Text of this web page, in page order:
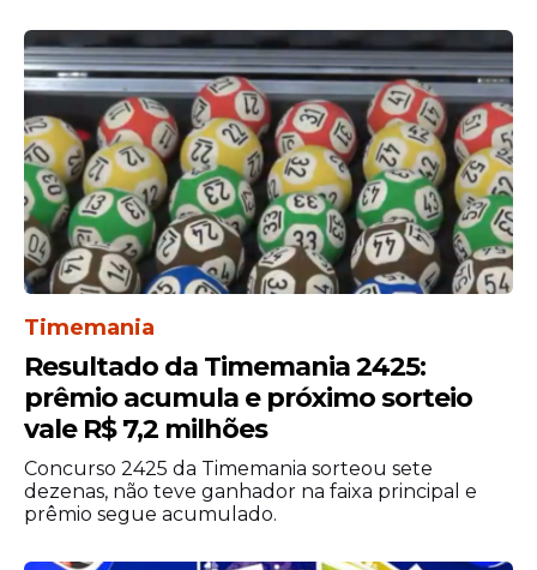
75 para nível fundamental. Os cargos de
ACS e ACE possuem taxa de R$ 120. A
prova objetiva está prevista para o dia 12 de
julho de 2026.
Edital de Retificação
Timemania
Resultado da Timemania 2425:
prêmio acumula e próximo sorteio
vale R$ 7,2 milhões
Concurso 2425 da Timemania sorteou sete
dezenas, não teve ganhador na faixa principal e
prêmio segue acumulado.